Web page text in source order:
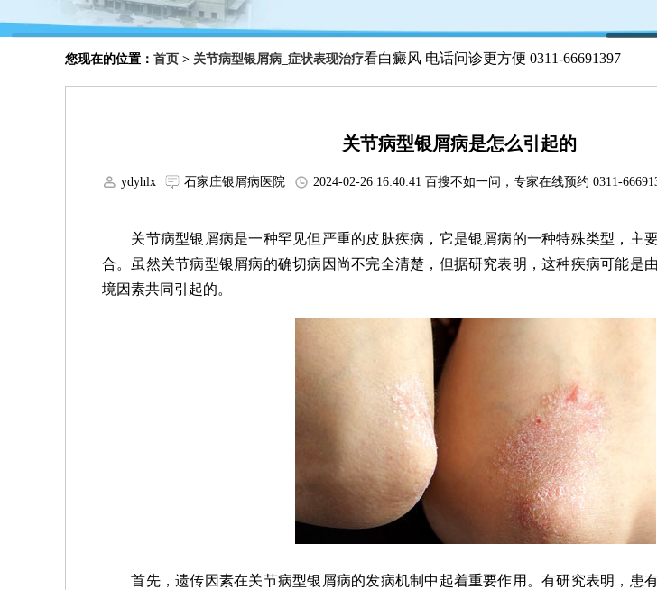
您现在的位置： 首页 > 关节病型银屑病_症状表现治疗看白癜风 电话问诊更方便 0311-66691397
关节病型银屑病是怎么引起的
ydyhlx 石家庄银屑病医院 2024-02-26 16:40:41 百搜不如一问，专家在线预约 0311-
关节病型银屑病是一种罕见但严重的皮肤疾病，它是银屑病的一种特殊类型，主
合。虽然关节病型银屑病的确切病因尚不完全清楚，但据研究表明，这种疾病可能是
境因素共同引起的。
首先，遗传因素在关节病型银屑病的发病机制中起着重要作用。有研究表明，患